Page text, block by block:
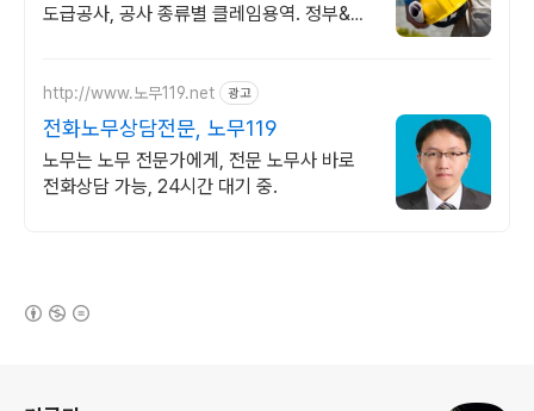
도급공사, 공사 종류별 클레임용역. 정부&민
http://www.노무119.net 광고
전화노무상담전문, 노무119
노무는 노무 전문가에게, 전문 노무사 바로
전화상담 가능, 24시간 대기 중.